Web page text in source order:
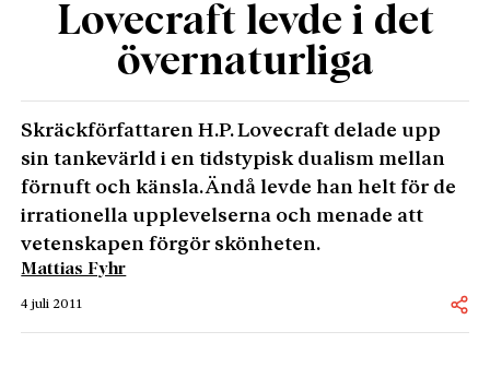
Lovecraft levde i det
övernaturliga
Skräckförfattaren H.P. Lovecraft delade upp
sin tankevärld i en tidstypisk dualism mellan
förnuft och känsla. Ändå levde han helt för de
irrationella upplevelserna och menade att
vetenskapen förgör skönheten.
Mattias Fyhr
4 juli 2011